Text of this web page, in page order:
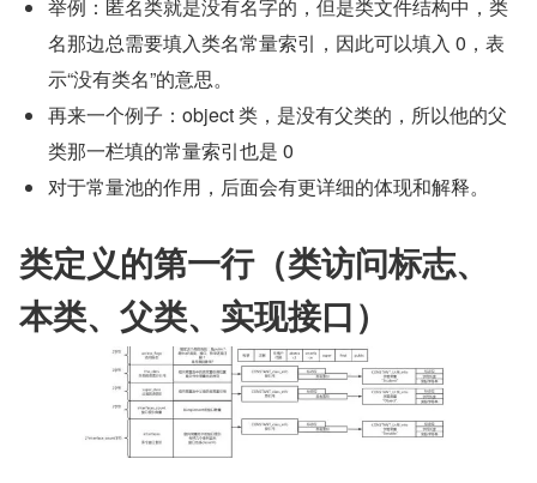
举例：匿名类就是没有名字的，但是类文件结构中，类
名那边总需要填入类名常量索引，因此可以填入 0，表
示“没有类名”的意思。
再来一个例子：object 类，是没有父类的，所以他的父
类那一栏填的常量索引也是 0
对于常量池的作用，后面会有更详细的体现和解释。
类定义的第一行（类访问标志、
本类、父类、实现接口）